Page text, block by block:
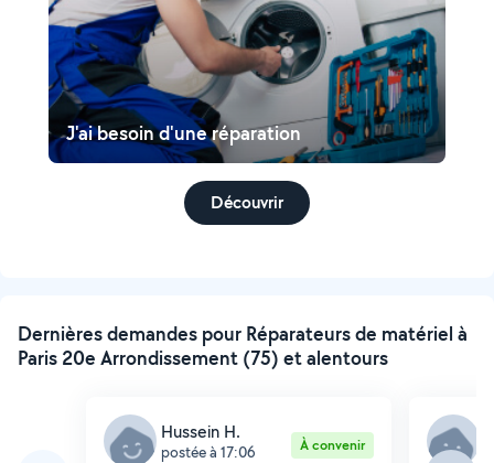
J'ai besoin d'une réparation
Découvrir
Dernières demandes pour Réparateurs de matériel à
Paris 20e Arrondissement (75) et alentours
Hussein H.
postée à 17:06 À convenir